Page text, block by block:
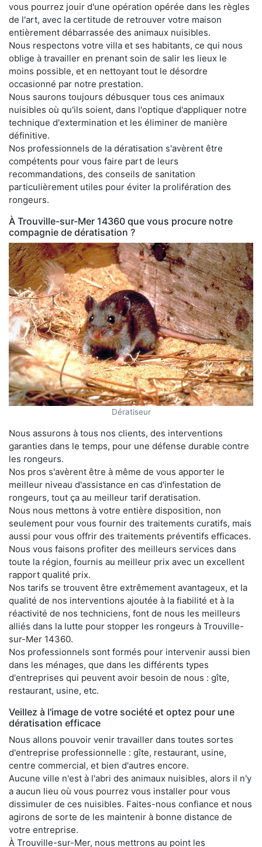
vous pourrez jouir d'une opération opérée dans les règles
de l'art, avec la certitude de retrouver votre maison
entièrement débarrassée des animaux nuisibles.
Nous respectons votre villa et ses habitants, ce qui nous
oblige à travailler en prenant soin de salir les lieux le
moins possible, et en nettoyant tout le désordre
occasionné par notre prestation.
Nous saurons toujours débusquer tous ces animaux
nuisibles où qu'ils soient, dans l'optique d'appliquer notre
technique d'extermination et les éliminer de manière
définitive.
Nos professionnels de la dératisation s'avèrent être
compétents pour vous faire part de leurs
recommandations, des conseils de sanitation
particulièrement utiles pour éviter la prolifération des
rongeurs.
À Trouville-sur-Mer 14360 que vous procure notre
compagnie de dératisation ?
Dératiseur
Nous assurons à tous nos clients, des interventions
garanties dans le temps, pour une défense durable contre
les rongeurs.
Nos pros s'avèrent être à même de vous apporter le
meilleur niveau d'assistance en cas d'infestation de
rongeurs, tout ça au meilleur tarif deratisation.
Nous nous mettons à votre entière disposition, non
seulement pour vous fournir des traitements curatifs, mais
aussi pour vous offrir des traitements préventifs efficaces.
Nous vous faisons profiter des meilleurs services dans
toute la région, fournis au meilleur prix avec un excellent
rapport qualité prix.
Nos tarifs se trouvent être extrêmement avantageux, et la
qualité de nos interventions ajoutée à la fiabilité et à la
réactivité de nos techniciens, font de nous les meilleurs
alliés dans la lutte pour stopper les rongeurs à Trouville-
sur-Mer 14360.
Nos professionnels sont formés pour intervenir aussi bien
dans les ménages, que dans les différents types
d'entreprises qui peuvent avoir besoin de nous : gîte,
restaurant, usine, etc.
Veillez à l'image de votre société et optez pour une
dératisation efficace
Nous allons pouvoir venir travailler dans toutes sortes
d'entreprise professionnelle : gîte, restaurant, usine,
centre commercial, et bien d'autres encore.
Aucune ville n'est à l'abri des animaux nuisibles, alors il n'y
a aucun lieu où vous pourrez vous installer pour vous
dissimuler de ces nuisibles. Faites-nous confiance et nous
agirons de sorte de les maintenir à bonne distance de
votre entreprise.
À Trouville-sur-Mer, nous mettrons au point les